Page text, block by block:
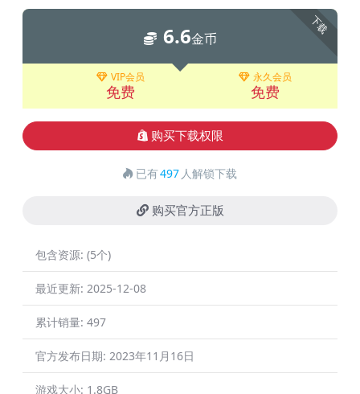
下载
6.6金币
VIP会员
免费
永久会员
免费
购买下载权限
已有497 人解锁下载
购买官方正版
包含资源: (5个)
最近更新: 2025-12-08
累计销量: 497
官方发布日期: 2023年11月16日
游戏大小: 1.8GB